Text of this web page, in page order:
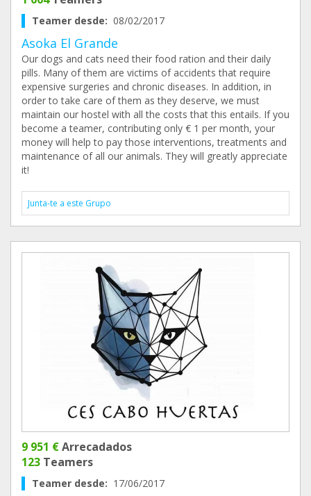
Teamer desde: 08/02/2017
Asoka El Grande
Our dogs and cats need their food ration and their daily
pills. Many of them are victims of accidents that require
expensive surgeries and chronic diseases. In addition, in
order to take care of them as they deserve, we must
maintain our hostel with all the costs that this entails. If you
become a teamer, contributing only € 1 per month, your
money will help to pay those interventions, treatments and
maintenance of all our animals. They will greatly appreciate
it!
Junta-te a este Grupo
9 951 €Arrecadados
123 Teamers
Teamer desde: 17/06/2017